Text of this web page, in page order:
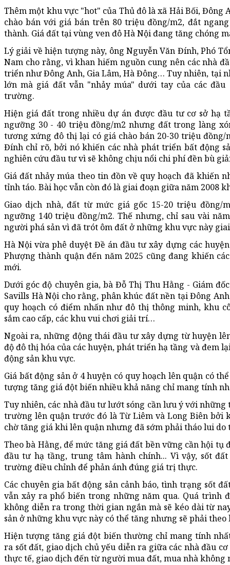
Thêm một khu vực "hot" của Thủ đô là xã Hải Bối,
chào bán với giá bán trên 80 triệu đồng/m2, đắt
thành. Giá đất tại vùng ven đô Hà Nội đang tăng chóng
Lý giải về hiện tượng này, ông Nguyễn Văn Đính, Phó
Nam cho rằng, vì khan hiếm nguồn cung nên các nhà
triển như Đông Anh, Gia Lâm, Hà Đông… Tuy nhiên, tại
lớn mà giá đất vẫn "nhảy múa" dưới tay của các
trường.
Hiện giá đất trong nhiều dự án được đầu tư cơ sở hạ
ngưỡng 30 - 40 triệu đồng/m2 nhưng đất trong làng
tương xứng đô thị lại có giá chào bán 20-30 triệu
Đính chỉ rõ, bởi nó khiến các nhà phát triển bất động
nghiên cứu đầu tư vì sẽ không chịu nổi chi phí đền bù
Giá đất nhảy múa theo tin đồn về quy hoạch đã khiến
tỉnh táo. Bài học vẫn còn đó là giai đoạn giữa năm 2008
Giao dịch nhà, đất từ mức giá gốc 15-20 triệu đồng/
ngưỡng 140 triệu đồng/m2. Thế nhưng, chỉ sau vài
người phá sản vì đã trót ôm đất ở những khu vực này
Hà Nội vừa phê duyệt Đề án đầu tư xây dựng các
Phượng thành quận đến năm 2025 cũng đang khiến
mới.
Dưới góc độ chuyên gia, bà Đỗ Thị Thu Hằng - Giám
Savills Hà Nội cho rằng, phân khúc đất nền tại Đông
quy hoạch có điểm nhấn như đô thị thông minh, khu
sắm cao cấp, các khu vui chơi giải trí…
Ngoài ra, những động thái đầu tư xây dựng từ huyện
độ đô thị hóa của các huyện, phát triển hạ tầng và đem
động sản khu vực.
Giá bất động sản ở 4 huyện có quy hoạch lên quận có
tượng tăng giá đột biến nhiều khả năng chỉ mang tính
Tuy nhiên, các nhà đầu tư lướt sóng cần lưu ý với
trường lên quận trước đó là Từ Liêm và Long Biên bởi
chờ tăng giá khi lên quận nhưng đã sớm phải tháo lui
Theo bà Hằng, để mức tăng giá đất bền vững cần hội tụ
đầu tư hạ tầng, trung tâm hành chính... Vì vậy, sốt
trường điều chỉnh để phản ánh đúng giá trị thực.
Các chuyên gia bất động sản cảnh báo, tình trạng sốt
vẫn xảy ra phổ biến trong những năm qua. Quá trình
không diễn ra trong thời gian ngắn mà sẽ kéo dài từ
sản ở những khu vực này có thể tăng nhưng sẽ phải
Hiện tượng tăng giá đột biến thường chỉ mang tính
ra sốt đất, giao dịch chủ yếu diễn ra giữa các nhà đầu
thực tế, giao dịch đến từ người mua đất, mua nhà không